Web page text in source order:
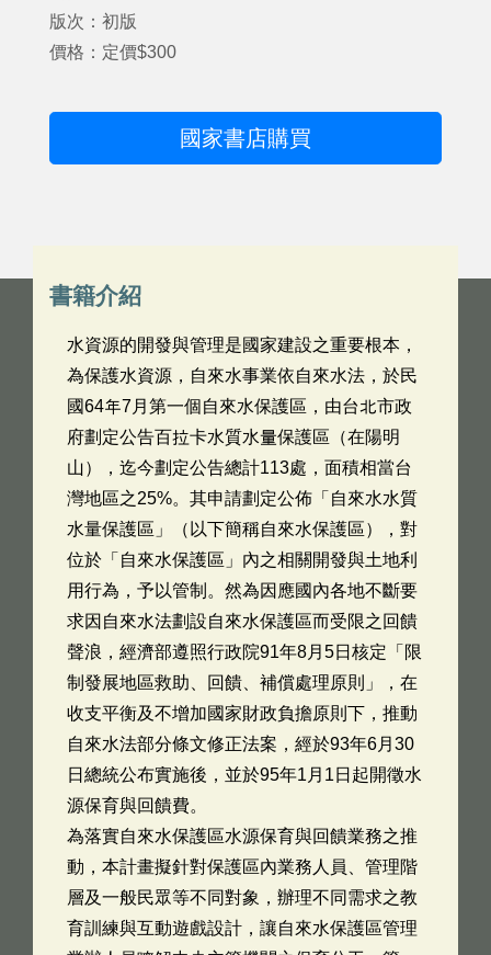
版次：初版
價格：定價$300
國家書店購買
書籍介紹
水資源的開發與管理是國家建設之重要根本，
為保護水資源，自來水事業依自來水法，於民
國64年7月第一個自來水保護區，由台北市政
府劃定公告百拉卡水質水量保護區（在陽明
山），迄今劃定公告總計113處，面積相當台
灣地區之25%。其申請劃定公佈「自來水水質
水量保護區」（以下簡稱自來水保護區），對
位於「自來水保護區」內之相關開發與土地利
用行為，予以管制。然為因應國內各地不斷要
求因自來水法劃設自來水保護區而受限之回饋
聲浪，經濟部遵照行政院91年8月5日核定「限
制發展地區救助、回饋、補償處理原則」，在
收支平衡及不增加國家財政負擔原則下，推動
自來水法部分條文修正法案，經於93年6月30
日總統公布實施後，並於95年1月1日起開徵水
源保育與回饋費。
為落實自來水保護區水源保育與回饋業務之推
動，本計畫擬針對保護區內業務人員、管理階
層及一般民眾等不同對象，辦理不同需求之教
育訓練與互動遊戲設計，讓自來水保護區管理